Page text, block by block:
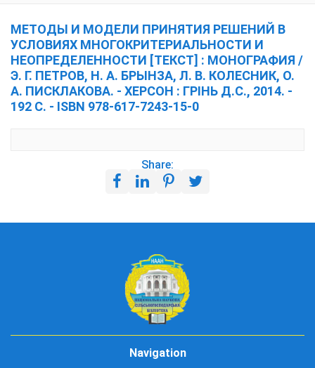
МЕТОДЫ И МОДЕЛИ ПРИНЯТИЯ РЕШЕНИЙ В
УСЛОВИЯХ МНОГОКРИТЕРИАЛЬНОСТИ И
НЕОПРЕДЕЛЕННОСТИ [ТЕКСТ] : МОНОГРАФИЯ /
Э. Г. ПЕТРОВ, Н. А. БРЫНЗА, Л. В. КОЛЕСНИК, О.
А. ПИСКЛАКОВА. - ХЕРСОН : ГРІНЬ Д.С., 2014. -
192 С. - ISBN 978-617-7243-15-0
Share:
Navigation